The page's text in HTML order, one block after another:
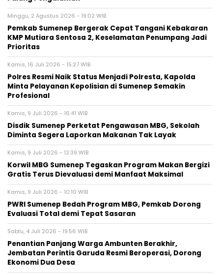
Minggu, 2 Agustus 2026 - 19:02 WIB
Pemkab Sumenep Bergerak Cepat Tangani Kebakaran
KMP Mutiara Sentosa 2, Keselamatan Penumpang Jadi
Prioritas
Kamis, 16 Juli 2026 - 15:27 WIB
Polres Resmi Naik Status Menjadi Polresta, Kapolda
Minta Pelayanan Kepolisian di Sumenep Semakin
Profesional
Kamis, 9 Juli 2026 - 16:41 WIB
Disdik Sumenep Perketat Pengawasan MBG, Sekolah
Diminta Segera Laporkan Makanan Tak Layak
Kamis, 9 Juli 2026 - 12:39 WIB
Korwil MBG Sumenep Tegaskan Program Makan Bergizi
Gratis Terus Dievaluasi demi Manfaat Maksimal
Kamis, 9 Juli 2026 - 10:10 WIB
PWRI Sumenep Bedah Program MBG, Pemkab Dorong
Evaluasi Total demi Tepat Sasaran
Sabtu, 4 Juli 2026 - 19:56 WIB
Penantian Panjang Warga Ambunten Berakhir,
Jembatan Perintis Garuda Resmi Beroperasi, Dorong
Ekonomi Dua Desa